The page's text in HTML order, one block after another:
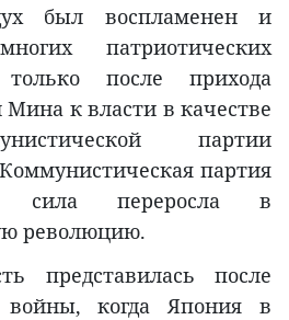
был воспламенен и
патриотических
после прихода
к власти в качестве
партии
партия
сила переросла в
революцию.
представилась после
когда Япония в